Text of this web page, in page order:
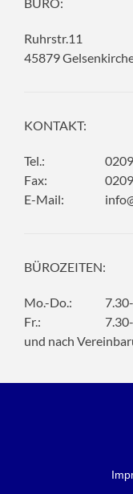
Ruhrstr.11
45879
KONTAKT:
Tel.:
Fax:
E-Mail:
BÜROZEITEN:
Mo.-Do.:
Fr.:
und nach